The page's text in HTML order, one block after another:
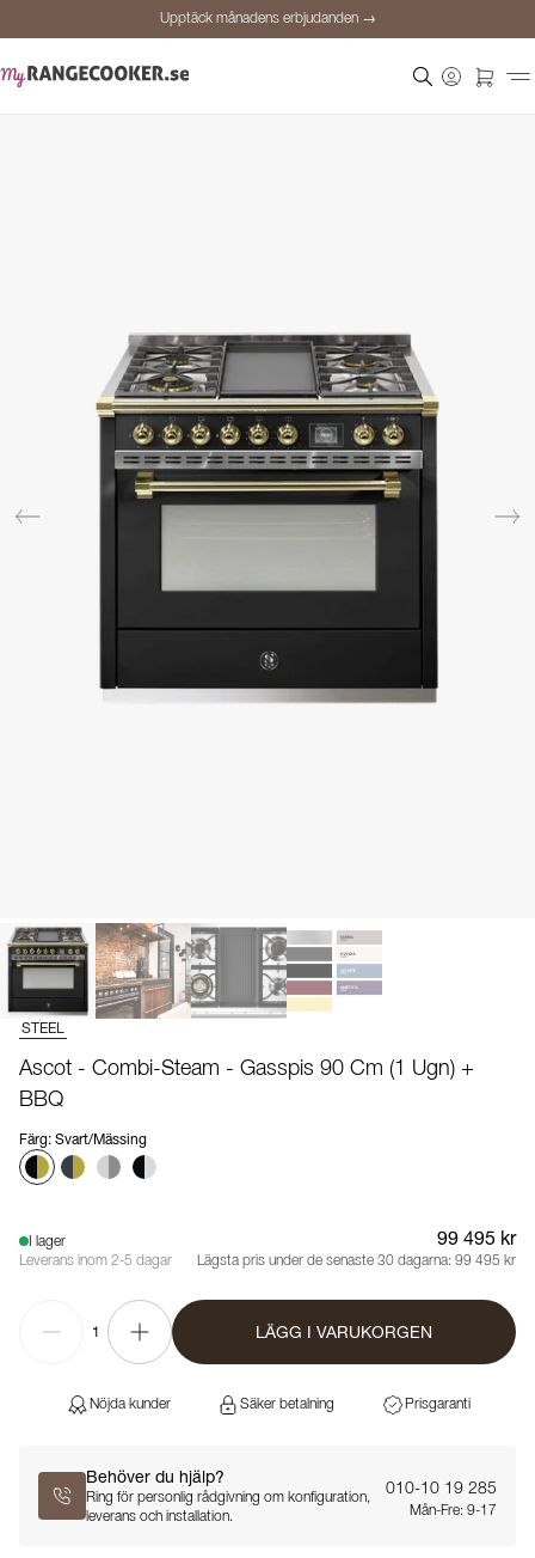
Upptäck månadens erbjudanden →
STEEL
Ascot - Combi-Steam - Gasspis 90 Cm (1 Ugn) +
BBQ
Färg: Svart/Mässing
I lager
Leverans inom 2-5 dagar
99 495 kr
Lägsta pris under de senaste 30 dagarna: 99 495 kr
1 LÄGG I VARUKORGEN
Nöjda kunder Säker betalning Prisgaranti
Behöver du hjälp?
Ring för personlig rådgivning om konfiguration,
leverans och installation.
010-10 19 285
Mån-Fre: 9-17